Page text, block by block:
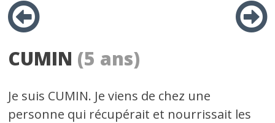
CUMIN (5 ans)
Je suis CUMIN. Je viens de chez une
personne qui récupérait et nourrissait les